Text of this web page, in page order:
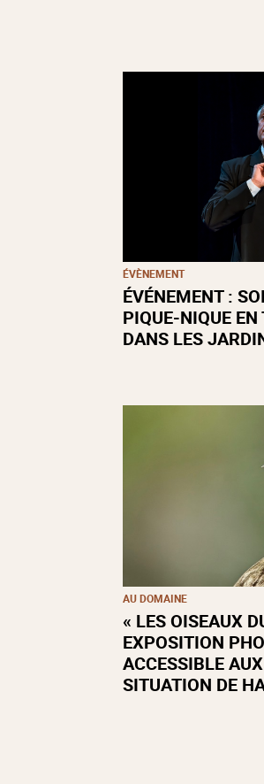
ÉVÈNEMENT
ÉVÉNEMENT :
PIQUE-NIQUE
DANS LES
AU DOMAINE
« LES OISEAUX
EXPOSITION
ACCESSIBLE
SITUATION DE